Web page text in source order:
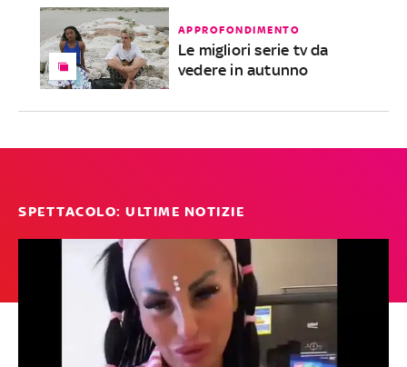
APPROFONDIMENTO
Le migliori serie tv da
vedere in autunno
SPETTACOLO: ULTIME NOTIZIE